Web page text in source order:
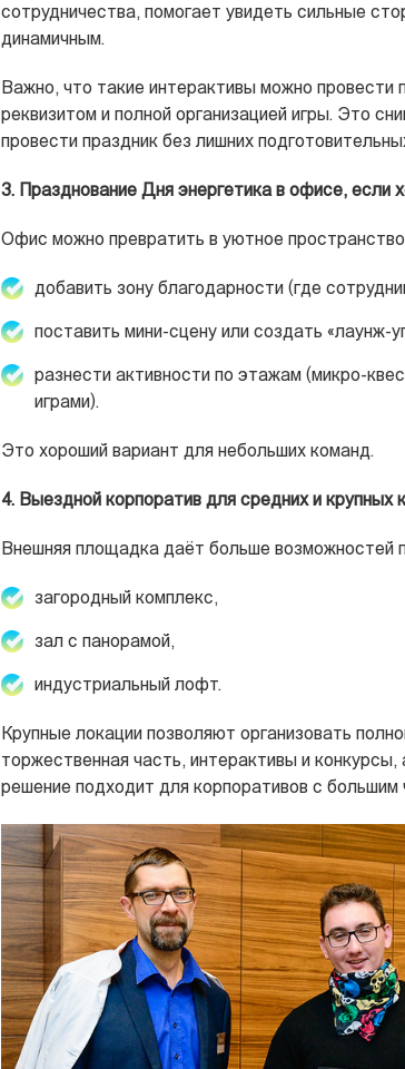
сотрудничества, помогает увидеть сильные
динамичным.
Важно, что такие интерактивы можно
реквизитом и полной организацией игры. Это
провести праздник без лишних
3. Празднование Дня энергетика в офисе, если
Офис можно превратить в уютное
добавить зону благодарности (где
поставить мини-сцену или создать «лаунж-
разнести активности по этажам (микро-
играми).
Это хороший вариант для небольших команд.
4. Выездной корпоратив для средних и крупных
Внешняя площадка даёт больше возможностей
загородный комплекс,
зал с панорамой,
индустриальный лофт.
Крупные локации позволяют организовать
торжественная часть, интерактивы и
решение подходит для корпоративов с большим